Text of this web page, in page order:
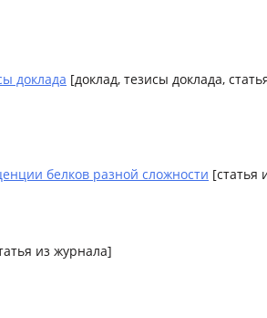
доклада [доклад, тезисы доклада,
белков разной сложности [статья
из журнала]